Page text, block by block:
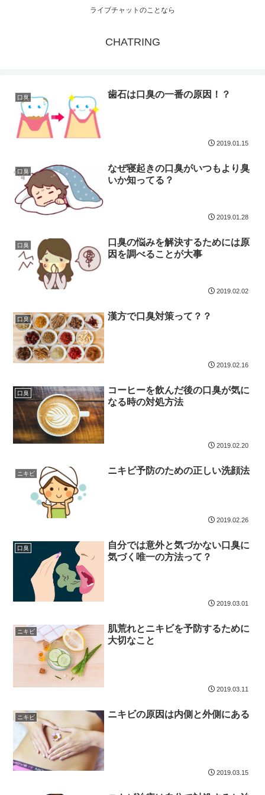
ライブチャットのことなら
CHATRING
口臭 歯石は口臭の一番の原因！？
2019.01.15
口臭
なぜ寝起きの口臭がいつもより臭
いか知ってる？
2019.01.28
口臭
口臭の悩みを解決するためには原
因を調べることが大事
2019.02.02
口臭 漢方で口臭対策って？？
2019.02.16
口臭
コーヒーを飲んだ後の口臭が気に
なる時の対処方法
2019.02.20
ニキビ ニキビ予防のための正しい洗顔法
2019.02.26
口臭
自分では意外と気づかない口臭に
気づく唯一の方法って？
2019.03.01
ニキビ
肌荒れとニキビを予防するために
大切なこと
2019.03.11
ニキビ ニキビの原因は内側と外側にある
2019.03.15